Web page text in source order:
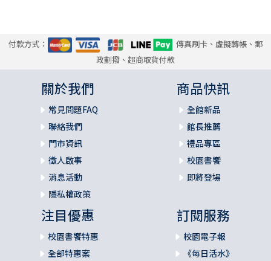
付款方式：
傳真刷卡、虛擬轉帳、郵
政劃撥、超商取貨付款
關於我們
常見問題FAQ
聯絡我們
門市資訊
徵人啟事
消息活動
隱私權政策
商品快訊
全館新品
館長推薦
禮品專區
校園書饗
即將登場
注目優惠
校園書饗特惠
全部特惠案
訂閱服務
校園電子報
《每日活水》